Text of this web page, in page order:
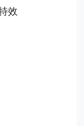
效